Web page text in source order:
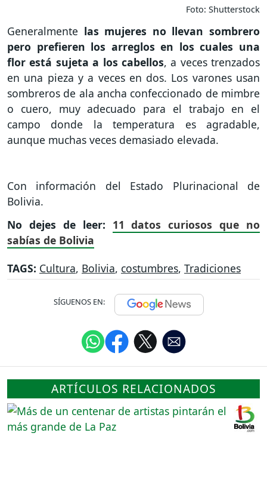
Foto: Shutterstock
Generalmente las mujeres no llevan sombrero
pero prefieren los arreglos en los cuales una
flor está sujeta a los cabellos, a veces trenzados
en una pieza y a veces en dos. Los varones usan
sombreros de ala ancha confeccionado de mimbre
o cuero, muy adecuado para el trabajo en el
campo donde la temperatura es agradable,
aunque muchas veces demasiado elevada.
Con información del Estado Plurinacional de
Bolivia.
No dejes de leer: 11 datos curiosos que no
sabías de Bolivia
TAGS: Cultura, Bolivia, costumbres, Tradiciones
SÍGUENOS EN:
ARTÍCULOS RELACIONADOS